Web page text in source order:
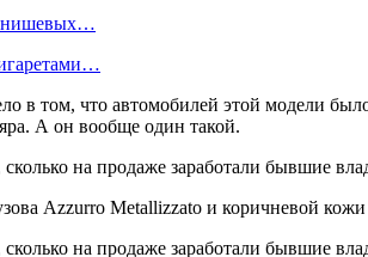
нишевых…
в том, что автомобилей этой модели
А он вообще один такой.
Azzurro Metallizzato и коричневой кожи